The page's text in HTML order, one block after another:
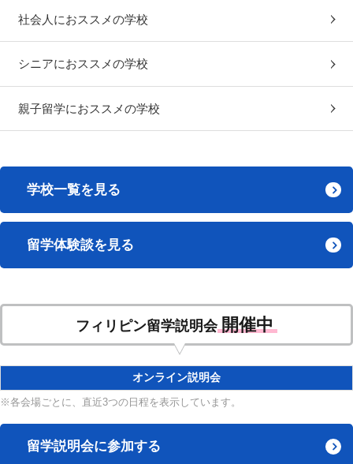
社会人におススメの学校
シニアにおススメの学校
親子留学におススメの学校
学校一覧を見る
留学体験談を見る
フィリピン留学説明会 開催中
オンライン説明会
※各会場ごとに、直近3つの日程を表示しています。
留学説明会に参加する